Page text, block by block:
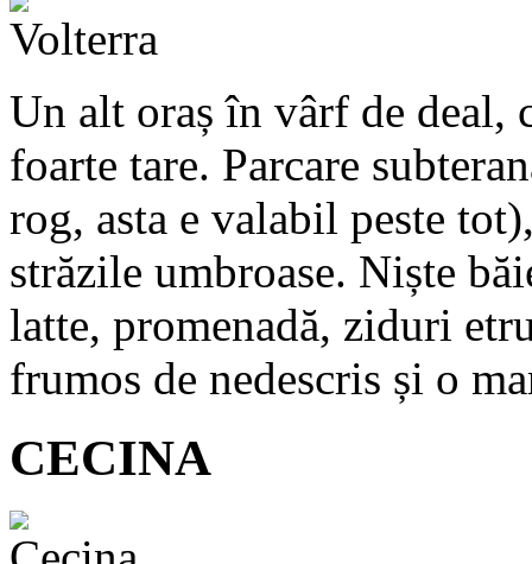
Un alt oraș în vârf de
foarte tare. Parcare
rog, asta e valabil peste
străzile umbroase. Niște
latte, promenadă, ziduri
frumos de nedescris și o
CECINA